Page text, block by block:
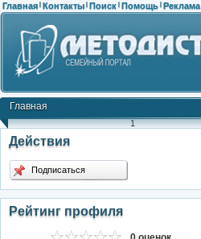
Главная | Контакты | Поиск | Помощь | Реклама
Главная
1
Действия
Подписаться
Рейтинг профиля